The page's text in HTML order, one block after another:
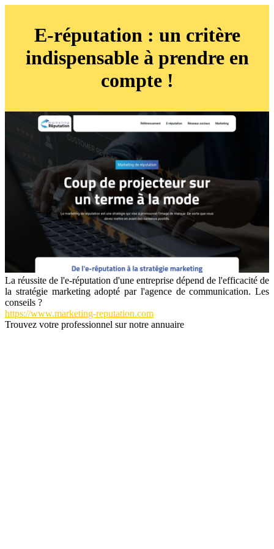
E-réputation : un critère
indispensable à prendre en
compte !
La réussite de l'e-réputation d'une entreprise dépend de l'efficacité de
la stratégie marketing adopté par l'agence de communication. Les
conseils ?
https://www.marketing-reputation.com
Trouvez votre professionnel sur notre annuaire